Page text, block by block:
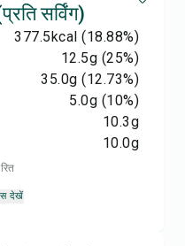
सर्विंग)
377.5kcal (18.88%)
12.5g (25%)
35.0g (12.73%)
5.0g (10%)
10.3g
10.0g
देखें